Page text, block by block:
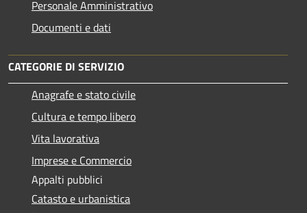
Personale Amministrativo
Documenti e dati
CATEGORIE DI SERVIZIO
Anagrafe e stato civile
Cultura e tempo libero
Vita lavorativa
Imprese e Commercio
Appalti pubblici
Catasto e urbanistica